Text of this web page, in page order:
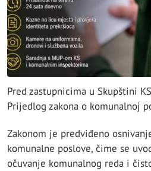
Pred zastupnicima u Skupštini
Prijedlog zakona o komunalnoj
Zakonom je predviđeno
komunalne poslove, čime se
očuvanje komunalnog reda i